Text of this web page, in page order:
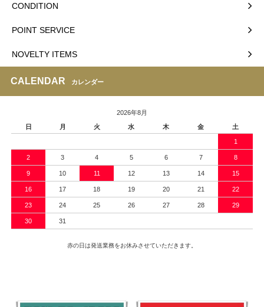
CONDITION
POINT SERVICE
NOVELTY ITEMS
CALENDAR カレンダー
2026年8月
日
月 火 水 木 金 土
1
2 3 4 5 6 7 8
9 10 11 12 13 14 15
16 17 18 19 20 21 22
23 24 25 26 27 28 29
30 31
赤の日は発送業務をお休みさせていただきます。